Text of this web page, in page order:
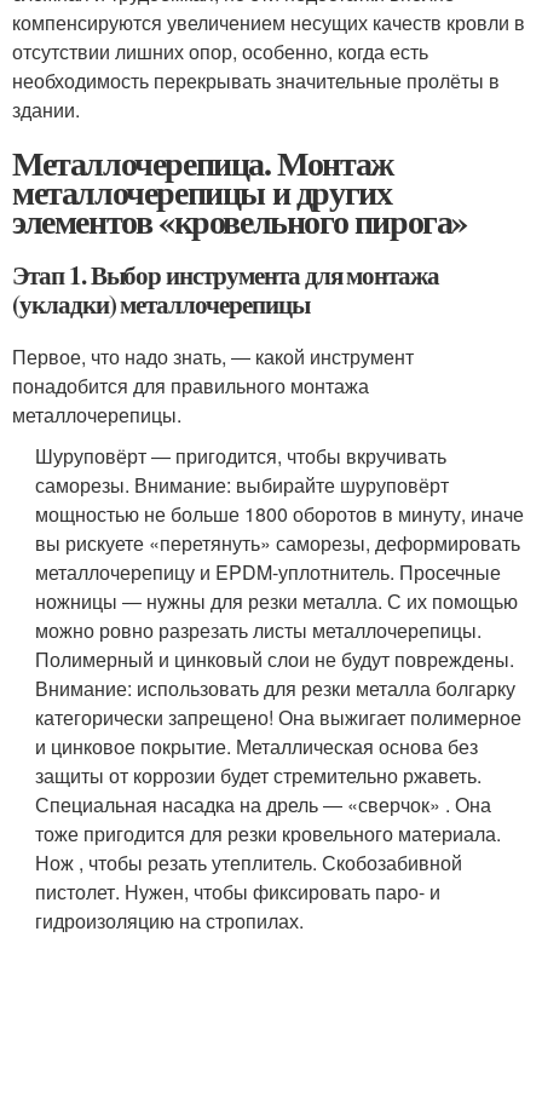
компенсируются увеличением несущих качеств кровли в
отсутствии лишних опор, особенно, когда есть
необходимость перекрывать значительные пролёты в
здании.
Металлочерепица. Монтаж
металлочерепицы и других
элементов «кровельного пирога»
Этап 1. Выбор инструмента для монтажа
(укладки) металлочерепицы
Первое, что надо знать, ― какой инструмент
понадобится для правильного монтажа
металлочерепицы.
Шуруповёрт ― пригодится, чтобы вкручивать
саморезы. Внимание: выбирайте шуруповёрт
мощностью не больше 1800 оборотов в минуту, иначе
вы рискуете «перетянуть» саморезы, деформировать
металлочерепицу и EPDM-уплотнитель. Просечные
ножницы ― нужны для резки металла. С их помощью
можно ровно разрезать листы металлочерепицы.
Полимерный и цинковый слои не будут повреждены.
Внимание: использовать для резки металла болгарку
категорически запрещено! Она выжигает полимерное
и цинковое покрытие. Металлическая основа без
защиты от коррозии будет стремительно ржаветь.
Специальная насадка на дрель ― «сверчок» . Она
тоже пригодится для резки кровельного материала.
Нож , чтобы резать утеплитель. Скобозабивной
пистолет. Нужен, чтобы фиксировать паро- и
гидроизоляцию на стропилах.